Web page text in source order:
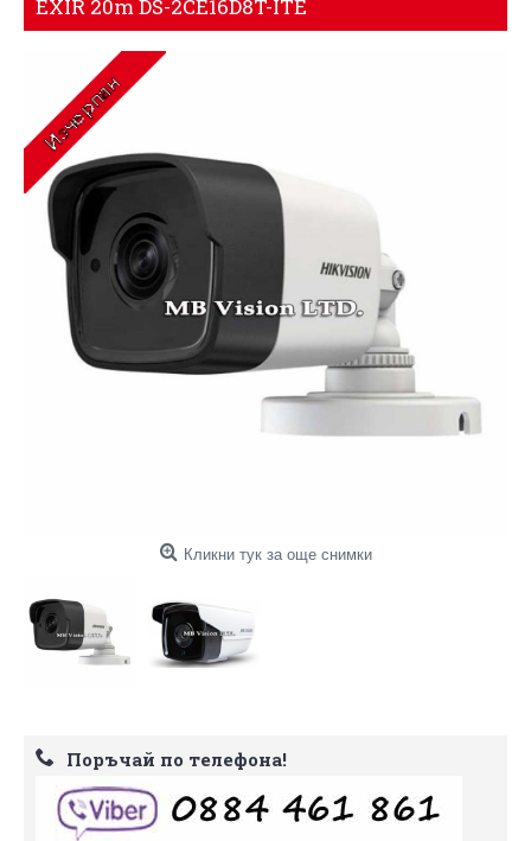
EXIR 20m DS-2CE16D8T-ITE
Кликни тук за още снимки
Поръчай по телефона!